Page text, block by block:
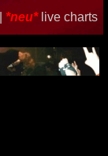
*neu* live charts